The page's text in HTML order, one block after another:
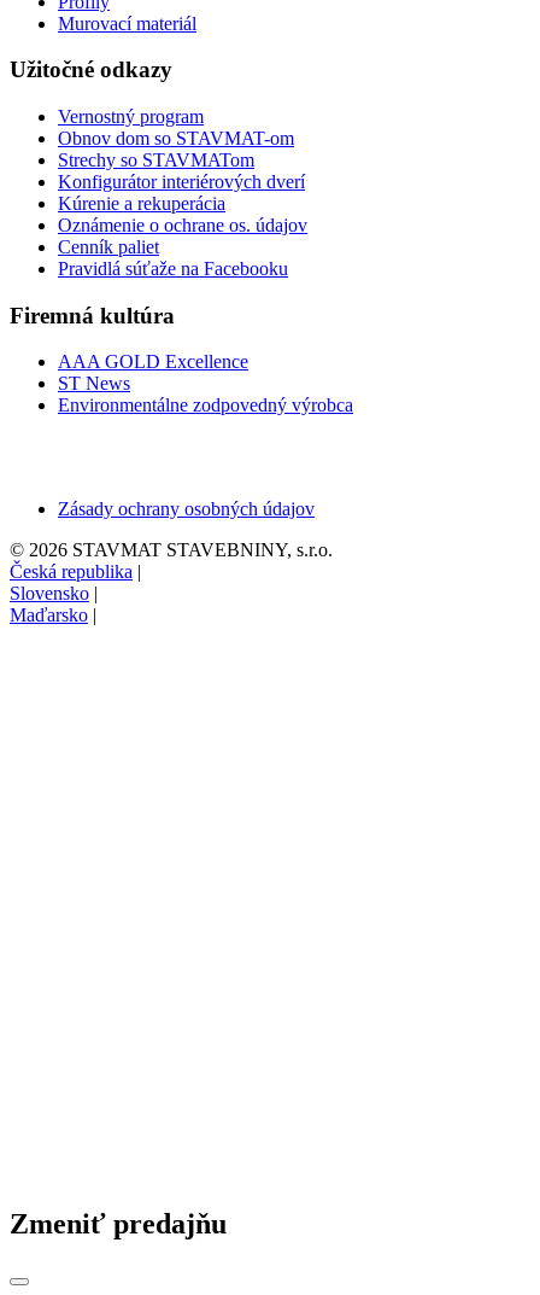
Murovací materiál
Užitočné odkazy
Vernostný program
Obnov dom so STAVMAT-om
Strechy so STAVMATom
Konfigurátor interiérových dverí
Kúrenie a rekuperácia
Oznámenie o ochrane os. údajov
Cenník paliet
Pravidlá súťaže na Facebooku
Firemná kultúra
AAA GOLD Excellence
ST News
Environmentálne zodpovedný výrobca
Zásady ochrany osobných údajov
© 2026 STAVMAT STAVEBNINY, s.r.o.
Česká republika |
Slovensko |
Maďarsko |
Zmeniť predajňu